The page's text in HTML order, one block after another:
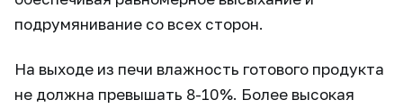
подрумянивание со всех сторон.
На выходе из печи влажность готового продукта
не должна превышать 8-10%. Более высокая